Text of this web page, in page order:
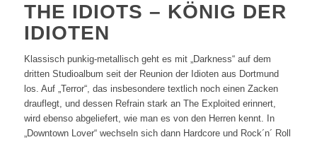
THE IDIOTS – KÖNIG DER
IDIOTEN
Klassisch punkig-metallisch geht es mit „Darkness“ auf dem
dritten Studioalbum seit der Reunion der Idioten aus Dortmund
los. Auf „Terror“, das insbesondere textlich noch einen Zacken
drauflegt, und dessen Refrain stark an The Exploited erinnert,
wird ebenso abgeliefert, wie man es von den Herren kennt. In
„Downtown Lover“ wechseln sich dann Hardcore und Rock´n´ Roll